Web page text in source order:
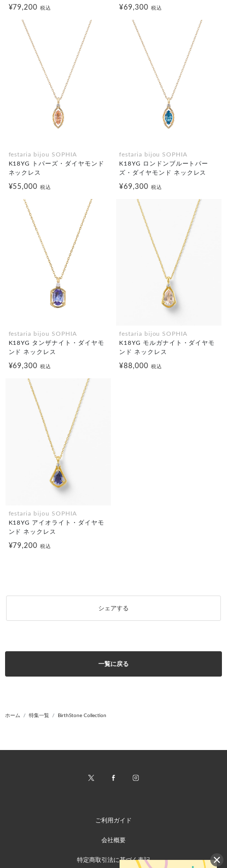
¥79,200税込 ¥69,300 税込
festaria bijou SOPHIA
K18YG トパーズ・ダイヤモンド
ネックレス
¥55,000税込
festaria bijou SOPHIA
K18YG ロンドンブルートパー
ズ・ダイヤモンド ネックレス
¥69,300 税込
festaria bijou SOPHIA
K18YG タンザナイト・ダイヤモ
ンド ネックレス
¥69,300税込
festaria bijou SOPHIA
K18YG モルガナイト・ダイヤモ
ンド ネックレス
¥88,000 税込
festaria bijou SOPHIA
K18YG アイオライト・ダイヤモ
ンド ネックレス
¥79,200税込
シェアする
一覧に戻る
ホーム 特集一覧 BirthStone Collection
ご利用ガイド
会社概要
特定商取引法に基づく表記